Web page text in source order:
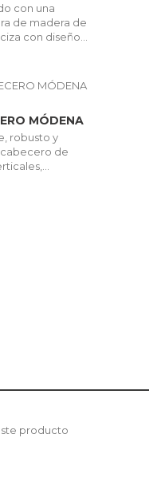
con una
de madera de
con diseño...
MÓDENA
robusto y
de
producto